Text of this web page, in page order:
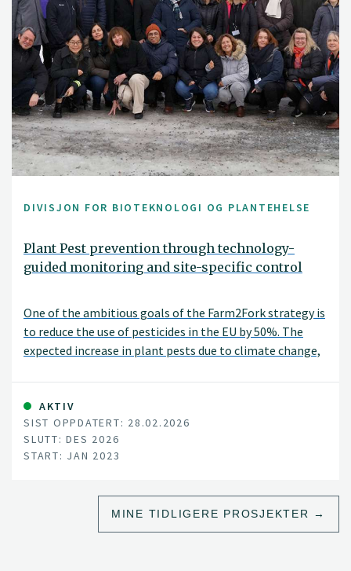
DIVISJON FOR BIOTEKNOLOGI OG PLANTEHELSE
Plant Pest prevention through technology-
guided monitoring and site-specific control
One of the ambitious goals of the Farm2Fork strategy is
to reduce the use of pesticides in the EU by 50%. The
expected increase in plant pests due to climate change,
production systems offsets this target.
AKTIV
SIST OPPDATERT: 28.02.2026
SLUTT: DES 2026
START: JAN 2023
MINE TIDLIGERE PROSJEKTER